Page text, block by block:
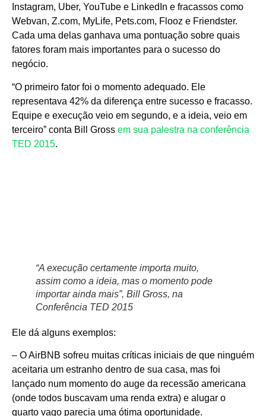
Instagram, Uber, YouTube e LinkedIn e fracassos como
Webvan, Z.com, MyLife, Pets.com, Flooz e Friendster.
Cada uma delas ganhava uma pontuação sobre quais
fatores foram mais importantes para o sucesso do
negócio.
“O primeiro fator foi o momento adequado. Ele
representava 42% da diferença entre sucesso e fracasso.
Equipe e execução veio em segundo, e a ideia, veio em
terceiro” conta Bill Gross em sua palestra na conferência
TED 2015.
“A execução certamente importa muito,
assim como a ideia, mas o momento pode
importar ainda mais”, Bill Gross, na
Conferência TED 2015
Ele dá alguns exemplos:
– O AirBNB sofreu muitas críticas iniciais de que ninguém
aceitaria um estranho dentro de sua casa, mas foi
lançado num momento do auge da recessão americana
(onde todos buscavam uma renda extra) e alugar o
quarto vago parecia uma ótima oportunidade.